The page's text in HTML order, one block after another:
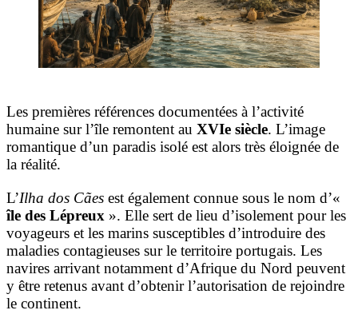
Les premières références documentées à l’activité
humaine sur l’île remontent au XVIe siècle. L’image
romantique d’un paradis isolé est alors très éloignée de
la réalité.
L’Ilha dos Cães est également connue sous le nom d’«
île des Lépreux ». Elle sert de lieu d’isolement pour les
voyageurs et les marins susceptibles d’introduire des
maladies contagieuses sur le territoire portugais. Les
navires arrivant notamment d’Afrique du Nord peuvent
y être retenus avant d’obtenir l’autorisation de rejoindre
le continent.